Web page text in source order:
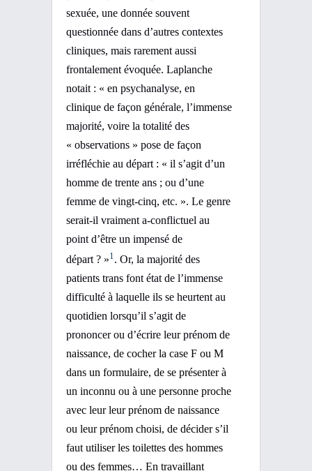
sexuée, une donnée souvent
questionnée dans d’autres contextes
cliniques, mais rarement aussi
frontalement évoquée. Laplanche
notait : « en psychanalyse, en
clinique de façon générale, l’immense
majorité, voire la totalité des
« observations » pose de façon
irréfléchie au départ : « il s’agit d’un
homme de trente ans ; ou d’une
femme de vingt-cinq, etc. ». Le genre
serait-il vraiment a-conflictuel au
point d’être un impensé de
départ ? »1. Or, la majorité des
patients trans font état de l’immense
difficulté à laquelle ils se heurtent au
quotidien lorsqu’il s’agit de
prononcer ou d’écrire leur prénom de
naissance, de cocher la case F ou M
dans un formulaire, de se présenter à
un inconnu ou à une personne proche
avec leur leur prénom de naissance
ou leur prénom choisi, de décider s’il
faut utiliser les toilettes des hommes
ou des femmes… En travaillant